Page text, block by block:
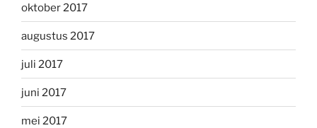
oktober 2017
augustus 2017
juli 2017
juni 2017
mei 2017